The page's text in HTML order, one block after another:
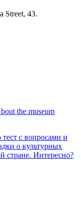
Street, 43.
the museum
с вопросами и
о культурных
стране. Интересно?